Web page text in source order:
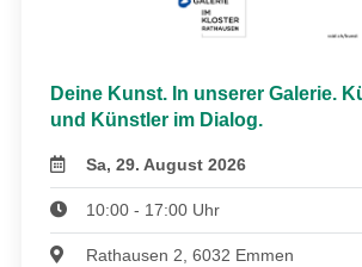
Deine Kunst. In unserer Galerie.
und Künstler im Dialog.
Sa, 29. August 2026
10:00 - 17:00 Uhr
Rathausen 2, 6032 Emmen